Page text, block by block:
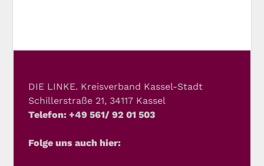
DIE LINKE. Kreisverband Kassel-Stadt
Schillerstraße 21, 34117 Kassel
Telefon: +49 561/ 92 01 503
Folge uns auch hier: